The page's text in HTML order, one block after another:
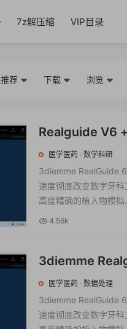
7z解压缩 VIP目录
推荐 下载 浏览
Realguide V6 +
生和牙科技术员
医学医药 · 数学科研
3diemme RealGuide
速度彻底改变数字牙
高度精确的植入物模拟
4.56k
3diemme
射科医生和牙科
医学医药 · 数据处理
3diemme RealGuide
速度彻底改变数字牙